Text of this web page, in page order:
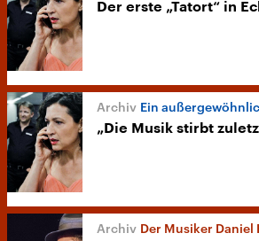
Der erste „Tatort“ in
Ein
„Die Musik stirbt
Der Musiker Daniel